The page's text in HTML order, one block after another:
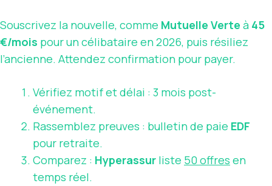
Souscrivez la nouvelle, comme Mutuelle Verte à 45
€/mois pour un célibataire en 2026, puis résiliez
l’ancienne. Attendez confirmation pour payer.
Vérifiez motif et délai : 3 mois post-
événement.
Rassemblez preuves : bulletin de paie EDF
pour retraite.
Comparez : Hyperassur liste 50 offres en
temps réel.